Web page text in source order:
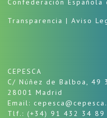
Transparencia | Aviso
CEPESCA
C/ Núñez de Balboa, 49
28001 Madrid
Email:
Tlf.: (+34) 91 432 34 89